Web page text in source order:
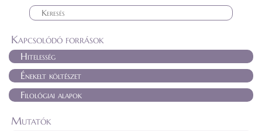
Kapcsolódó források
Hitelesség
Énekelt költészet
Filológiai alapok
Mutatók